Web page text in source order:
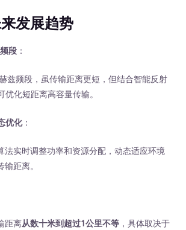
发展趋势
段 ：
频段，虽传输距离更短，但结合智能反射
优化短距离高容量传输。
优化：
实时调整功率和资源分配，动态适应环境
距离。
距离从数十米到超过1公里不等 ，具体取决于